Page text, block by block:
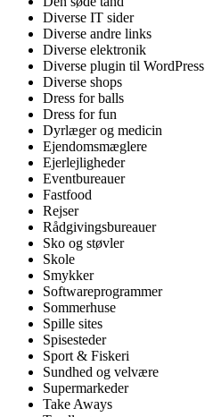
Diverse IT sider
Diverse andre links
Diverse elektronik
Diverse plugin til WordPress
Diverse shops
Dress for balls
Dress for fun
Dyrlæger og medicin
Ejendomsmæglere
Ejerlejligheder
Eventbureauer
Fastfood
Rejser
Rådgivingsbureauer
Sko og støvler
Skole
Smykker
Softwareprogrammer
Sommerhuse
Spille sites
Spisesteder
Sport & Fiskeri
Sundhed og velvære
Supermarkeder
Take Aways